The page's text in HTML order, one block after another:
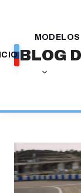
contenido
BLOG
MODELOS